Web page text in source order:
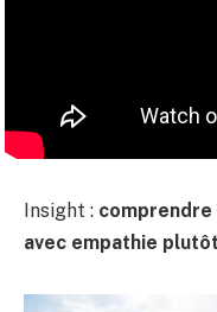
Insight :
avec empathie